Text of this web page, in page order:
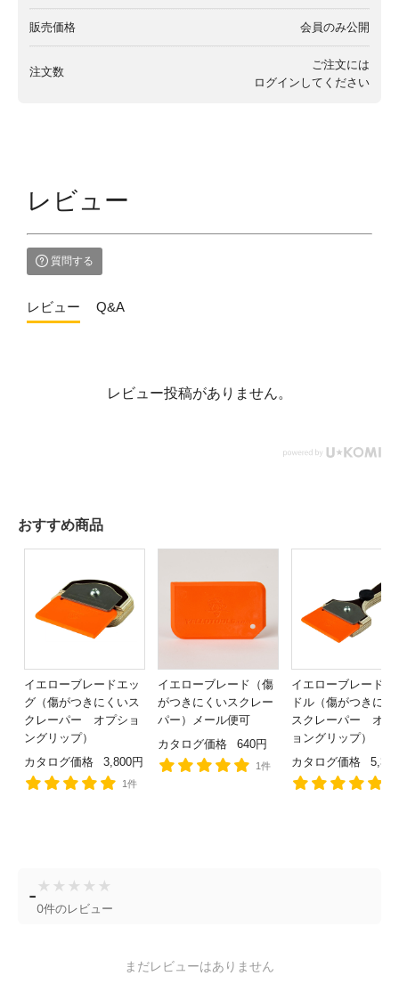
販売価格 会員のみ公開
注文数
ご注文には
ログイン してください
レビュー
質問する
レビュー Q&A
レビュー投稿がありません。
おすすめ商品
イエローブレードエッ
グ（傷がつきにくいス
クレーパー オプショ
ングリップ）
カタログ価格
3,800円
1件
イエローブレード（傷
がつきにくいスクレー
パー）メール便可
カタログ価格
640円
1件
イエローブレードハ
ドル（傷がつきにく
スクレーパー オプ
ョングリップ）
カタログ価格
- ★ ★ ★ ★ ★
0件のレビュー
まだレビューはありません